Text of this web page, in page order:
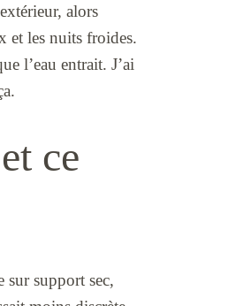
alors
et les nuits froides.
l’eau entrait. J’ai
ce
sur support sec,